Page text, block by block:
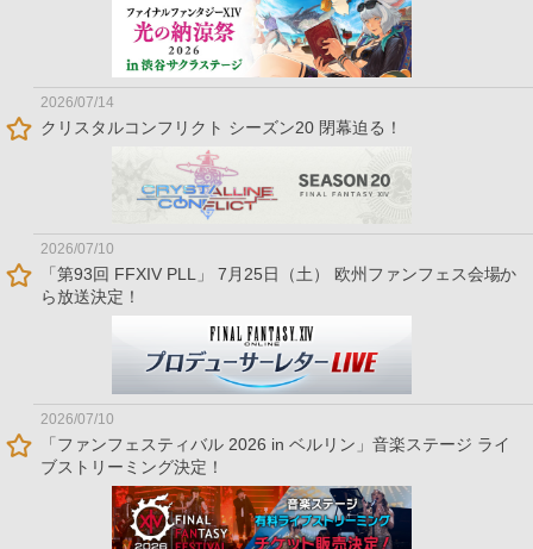
2026/07/14
クリスタルコンフリクト シーズン20 閉幕迫る！
2026/07/10
「第93回 FFXIV PLL」 7月25日（土） 欧州ファンフェス会場か
ら放送決定！
2026/07/10
「ファンフェスティバル 2026 in ベルリン」音楽ステージ ライ
ブストリーミング決定！